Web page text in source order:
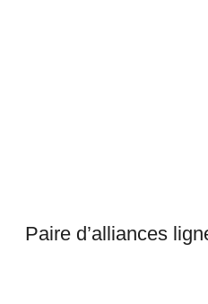
Paire d’alliances